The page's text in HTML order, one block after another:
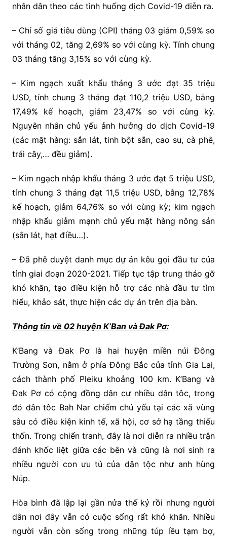
nhân dân theo các tình huống dịch Covid-19 diễn ra.
– Chỉ số giá tiêu dùng (CPI) tháng 03 giảm 0,59% so
với tháng 02, tăng 2,69% so với cùng kỳ. Tính chung
03 tháng tăng 3,15% so với cùng kỳ.
– Kim ngạch xuất khẩu tháng 3 ước đạt 35 triệu
USD, tính chung 3 tháng đạt 110,2 triệu USD, bằng
17,49% kế hoạch, giảm 23,47% so với cùng kỳ.
Nguyên nhân chủ yếu ảnh hưởng do dịch Covid-19
(các mặt hàng: sắn lát, tinh bột sắn, cao su, cà phê,
trái cây,… đều giảm).
– Kim ngạch nhập khẩu tháng 3 ước đạt 5 triệu USD,
tính chung 3 tháng đạt 11,5 triệu USD, bằng 12,78%
kế hoạch, giảm 64,76% so với cùng kỳ; kim ngạch
nhập khẩu giảm mạnh chủ yếu mặt hàng nông sản
(sắn lát, hạt điều…).
– Đã phê duyệt danh mục dự án kêu gọi đầu tư của
tỉnh giai đoạn 2020-2021. Tiếp tục tập trung tháo gỡ
khó khăn, tạo điều kiện hỗ trợ các nhà đầu tư tìm
hiểu, khảo sát, thực hiện các dự án trên địa bàn.
Thông tin về 02 huyện K’Ban và Đak Pơ:
K’Bang và Đak Pơ là hai huyện miền núi Đông
Trường Sơn, nằm ở phía Đông Bắc của tỉnh Gia Lai,
cách thành phố Pleiku khoảng 100 km. K’Bang và
Đak Pơ có cộng đồng dân cư nhiều dân tôc, trong
đó dân tôc Bah Nar chiếm chủ yếu tại các xã vùng
sâu có điều kiện kinh tế, xã hội, cơ sở hạ tầng thiếu
thốn. Trong chiến tranh, đây là nơi diễn ra nhiều trận
đánh khốc liệt giữa các bên và cũng là nơi sinh ra
nhiều người con ưu tú của dân tộc như anh hùng
Núp.
Hòa bình đã lập lại gần nửa thế kỷ rồi nhưng người
dân nơi đây vẫn có cuộc sống rất khó khăn. Nhiều
người vẫn còn sống trong những túp lều tạm bợ,